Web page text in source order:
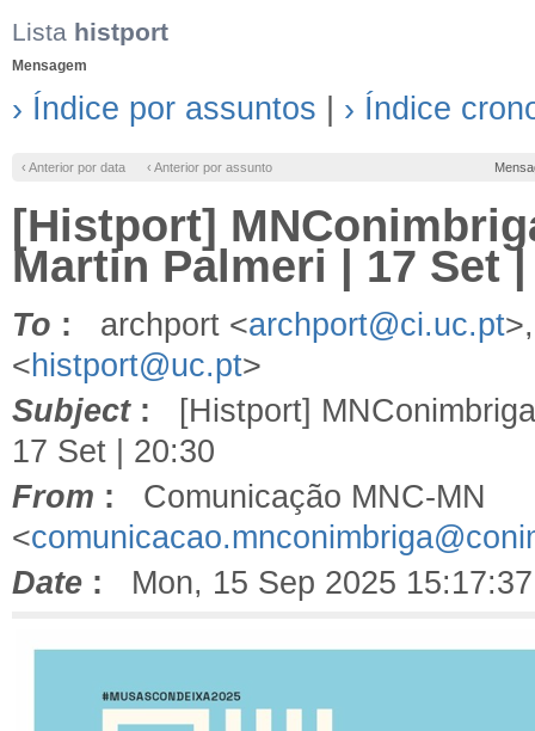
Lista histport
Mensagem
› Índice por assuntos › Índice
‹ Anterior por data ‹ Anterior por assunto
[Histport]
Martin Palmeri | 17 Set
To : archport <archport@ci.uc.pt
<histport@uc.pt>
Subject: [Histport]
17 Set | 20:30
From : Comunicação MNC-MN
<
Date : Mon, 15 Sep 2025